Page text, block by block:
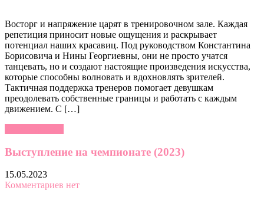
Восторг и напряжение царят в тренировочном зале. Каждая
репетиция приносит новые ощущения и раскрывает
потенциал наших красавиц. Под руководством Константина
Борисовича и Нины Георгиевны, они не просто учатся
танцевать, но и создают настоящие произведения искусства,
которые способны волновать и вдохновлять зрителей.
Тактичная поддержка тренеров помогает девушкам
преодолевать собственные границы и работать с каждым
движением. С […]
Выступление на чемпионате (2023)
15.05.2023
Комментариев нет